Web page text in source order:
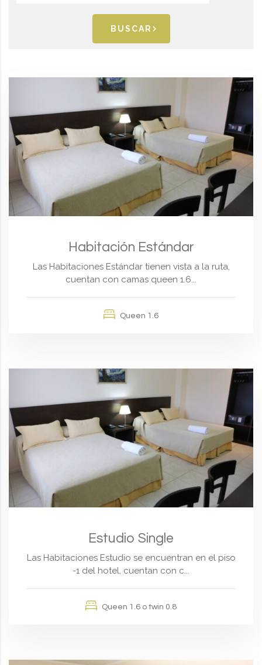
BUSCAR
Habitación Estándar
Las Habitaciones Estándar tienen vista a la ruta,
cuentan con camas queen 1.6...
Queen 1.6
Estudio Single
Las Habitaciones Estudio se encuentran en el piso
-1 del hotel, cuentan con c...
Queen 1.6 o twin 0.8